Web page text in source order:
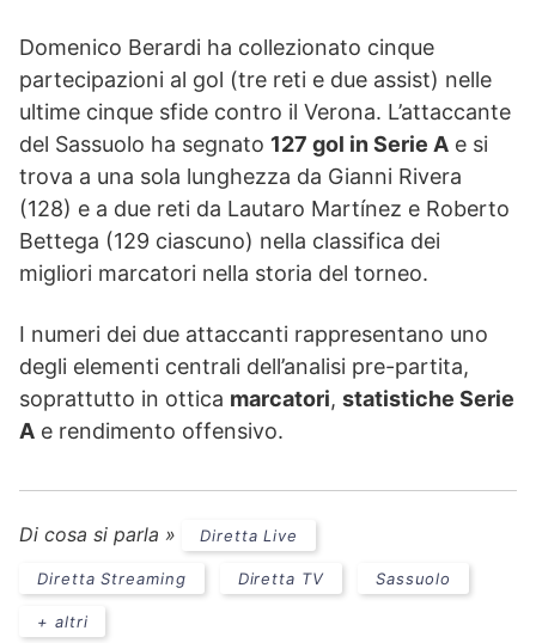
Domenico Berardi ha collezionato cinque
partecipazioni al gol (tre reti e due assist) nelle
ultime cinque sfide contro il Verona. L’attaccante
del Sassuolo ha segnato 127 gol in Serie A e si
trova a una sola lunghezza da Gianni Rivera
(128) e a due reti da Lautaro Martínez e Roberto
Bettega (129 ciascuno) nella classifica dei
migliori marcatori nella storia del torneo.
I numeri dei due attaccanti rappresentano uno
degli elementi centrali dell’analisi pre-partita,
soprattutto in ottica marcatori, statistiche Serie
A e rendimento offensivo.
Di cosa si parla » Diretta Live
Diretta Streaming Diretta TV Sassuolo
+ altri